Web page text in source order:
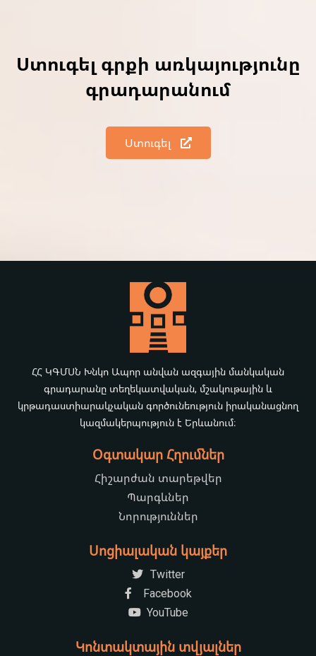
Ստուգել գրքի առկայությունը
գրադարանում
Ստուգել
ՀՀ ԿԳՄՍՆ Խնկո Ապոր անվան ազգային մանկական
գրադարանը տեղեկատվական, մշակութային և
կրթադաստիարակչական գործունեություն իրականացնող
կազմակերպություն է Երևանում։
Օգտակար Հղումներ
Հիշարժան տարեթվեր
Պարգևներ
Նորություններ
Սոցիալական կայքեր
Twitter
Facebook
YouTube
Կոնտակտային տվյալներ